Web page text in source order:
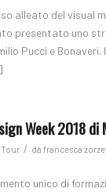
alleato del visual
presentato uno
Pucci e
Week 2018 di
/ da francesca
unico di